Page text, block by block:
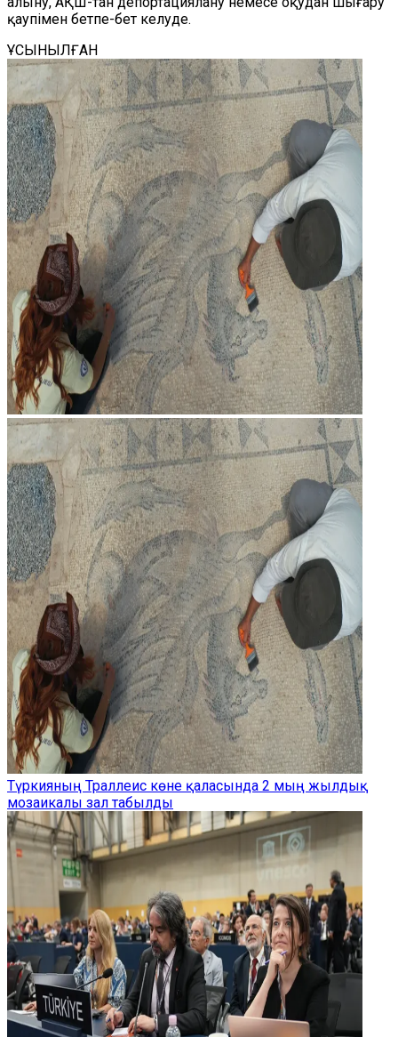
қаупімен бетпе-бет келуде.
ҰСЫНЫЛҒАН
Түркияның Траллеис көне қаласында 2 мың жылдық
мозаикалы зал табылды